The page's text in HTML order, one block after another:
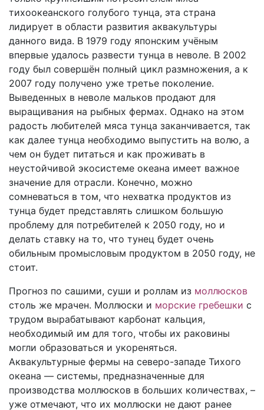
тихоокеанского голубого тунца, эта страна
лидирует в области развития аквакультуры
данного вида. В 1979 году японским учёным
впервые удалось развести тунца в неволе. В 2002
году был совершён полный цикл размножения, а к
2007 году получено уже третье поколение.
Выведенных в неволе мальков продают для
выращивания на рыбных фермах. Однако на этом
радость любителей мяса тунца заканчивается, так
как далее тунца необходимо выпустить на волю, а
чем он будет питаться и как проживать в
неустойчивой экосистеме океана имеет важное
значение для отрасли. Конечно, можно
сомневаться в том, что нехватка продуктов из
тунца будет представлять слишком большую
проблему для потребителей к 2050 году, но и
делать ставку на то, что тунец будет очень
обильным промысловым продуктом в 2050 году, не
стоит.
Прогноз по сашими, суши и роллам из моллюсков
столь же мрачен. Моллюски и морские гребешки с
трудом вырабатывают карбонат кальция,
необходимый им для того, чтобы их раковины
могли образоваться и укореняться.
Аквакультурные фермы на северо-западе Тихого
океана — системы, предназначенные для
производства моллюсков в больших количествах, –
уже отмечают, что их моллюски не дают ранее